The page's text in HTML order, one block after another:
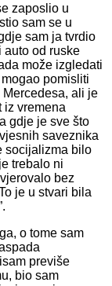
zaposlio u
sam se u
sam ja tvrdio
auto od ruske
može izgledati
pomisliti
ali je
iz vremena
gdje je sve što
saveznika
socijalizma bilo
trebalo ni
bez
je u stvari bila
o tome sam
previše
bio sam